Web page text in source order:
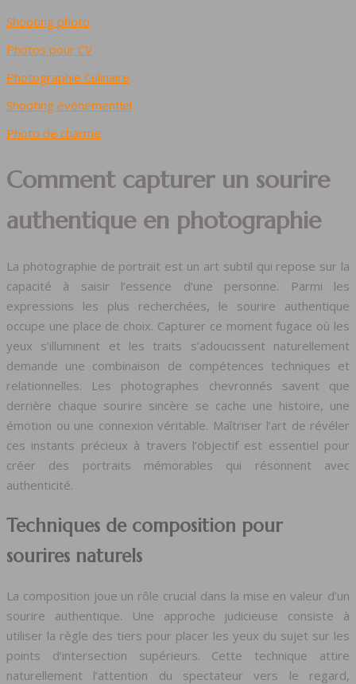
Shooting photo
Photos pour CV
Photographie Culinaire
Shooting événementiel
Photo de charme
Comment capturer un sourire
authentique en photographie
La photographie de portrait est un art subtil qui repose sur la
capacité à saisir l’essence d’une personne. Parmi les
expressions les plus recherchées, le sourire authentique
occupe une place de choix. Capturer ce moment fugace où les
yeux s’illuminent et les traits s’adoucissent naturellement
demande une combinaison de compétences techniques et
relationnelles. Les photographes chevronnés savent que
derrière chaque sourire sincère se cache une histoire, une
émotion ou une connexion véritable. Maîtriser l’art de révéler
ces instants précieux à travers l’objectif est essentiel pour
créer des portraits mémorables qui résonnent avec
authenticité.
Techniques de composition pour
sourires naturels
La composition joue un rôle crucial dans la mise en valeur d’un
sourire authentique. Une approche judicieuse consiste à
utiliser la règle des tiers pour placer les yeux du sujet sur les
points d’intersection supérieurs. Cette technique attire
naturellement l’attention du spectateur vers le regard,